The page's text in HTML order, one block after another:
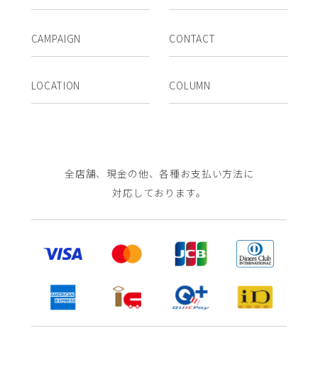
CAMPAIGN
LOCATION
CONTACT
COLUMN
全店舗、現金の他、各種お支払い方法に
対応しております。